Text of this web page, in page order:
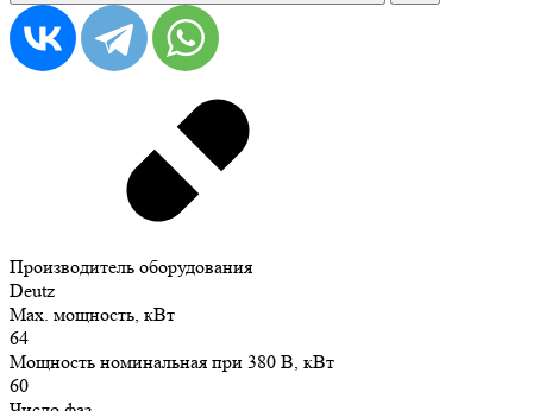
Производитель оборудования
Deutz
Max. мощность, кВт
64
Мощность номинальная при 380 В, кВт
60